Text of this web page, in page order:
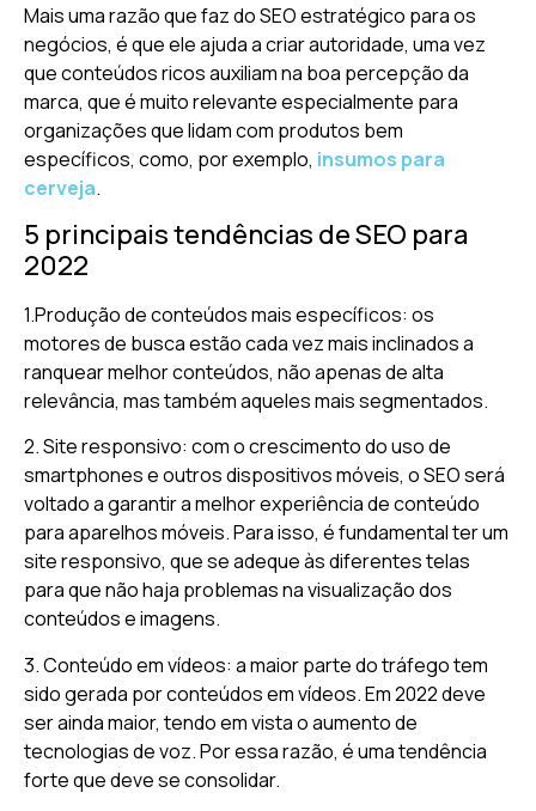
Mais uma razão que faz do SEO estratégico para os
negócios, é que ele ajuda a criar autoridade, uma vez
que conteúdos ricos auxiliam na boa percepção da
marca, que é muito relevante especialmente para
organizações que lidam com produtos bem
específicos, como, por exemplo, insumos para
cerveja.
5 principais tendências de SEO para
2022
1.Produção de conteúdos mais específicos: os
motores de busca estão cada vez mais inclinados a
ranquear melhor conteúdos, não apenas de alta
relevância, mas também aqueles mais segmentados.
2. Site responsivo: com o crescimento do uso de
smartphones e outros dispositivos móveis, o SEO será
voltado a garantir a melhor experiência de conteúdo
para aparelhos móveis. Para isso, é fundamental ter um
site responsivo, que se adeque às diferentes telas
para que não haja problemas na visualização dos
conteúdos e imagens.
3. Conteúdo em vídeos: a maior parte do tráfego tem
sido gerada por conteúdos em vídeos. Em 2022 deve
ser ainda maior, tendo em vista o aumento de
tecnologias de voz. Por essa razão, é uma tendência
forte que deve se consolidar.